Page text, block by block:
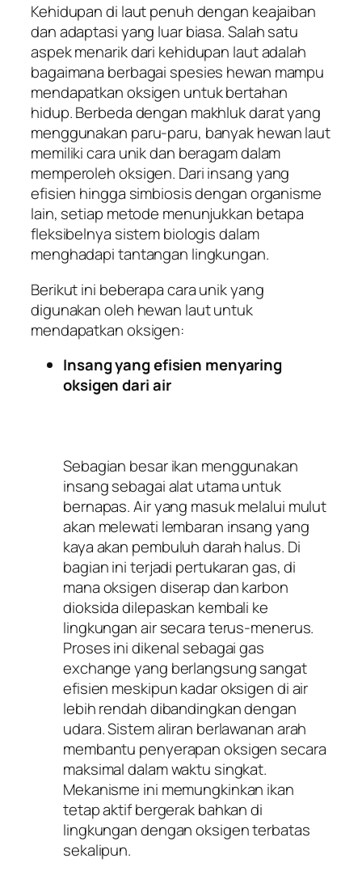
Kehidupan di laut penuh dengan keajaiban
dan adaptasi yang luar biasa. Salah satu
aspek menarik dari kehidupan laut adalah
bagaimana berbagai spesies hewan mampu
mendapatkan oksigen untuk bertahan
hidup. Berbeda dengan makhluk darat yang
menggunakan paru-paru, banyak hewan laut
memiliki cara unik dan beragam dalam
memperoleh oksigen. Dari insang yang
efisien hingga simbiosis dengan organisme
lain, setiap metode menunjukkan betapa
fleksibelnya sistem biologis dalam
menghadapi tantangan lingkungan.
Berikut ini beberapa cara unik yang
digunakan oleh hewan laut untuk
mendapatkan oksigen:
Insang yang efisien menyaring
oksigen dari air
Sebagian besar ikan menggunakan
insang sebagai alat utama untuk
bernapas. Air yang masuk melalui mulut
akan melewati lembaran insang yang
kaya akan pembuluh darah halus. Di
bagian ini terjadi pertukaran gas, di
mana oksigen diserap dan karbon
dioksida dilepaskan kembali ke
lingkungan air secara terus-menerus.
Proses ini dikenal sebagai gas
exchange yang berlangsung sangat
efisien meskipun kadar oksigen di air
lebih rendah dibandingkan dengan
udara. Sistem aliran berlawanan arah
membantu penyerapan oksigen secara
maksimal dalam waktu singkat.
Mekanisme ini memungkinkan ikan
tetap aktif bergerak bahkan di
lingkungan dengan oksigen terbatas
sekalipun.